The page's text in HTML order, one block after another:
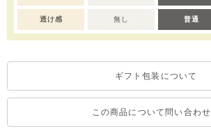
透け感 無し 普通
ギフト包装について
この商品について問い合わ